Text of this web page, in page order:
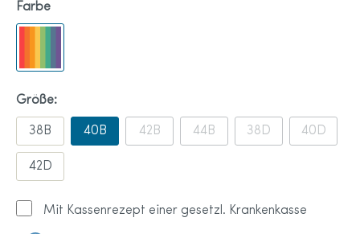
Farbe
Größe:
38B 40B 42B 44B 38D 40D
42D
Mit Kassenrezept einer gesetzl. Krankenkasse